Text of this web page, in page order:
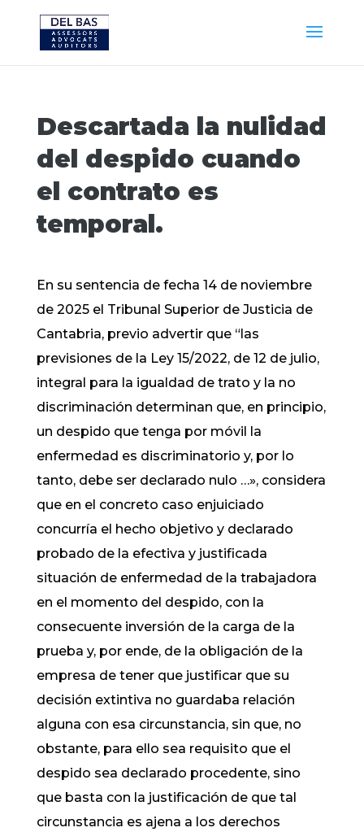
Descartada la nulidad
del despido cuando
el contrato es
temporal.
En su sentencia de fecha 14 de noviembre
de 2025 el Tribunal Superior de Justicia de
Cantabria, previo advertir que “las
previsiones de la Ley 15/2022, de 12 de julio,
integral para la igualdad de trato y la no
discriminación determinan que, en principio,
un despido que tenga por móvil la
enfermedad es discriminatorio y, por lo
tanto, debe ser declarado nulo …», considera
que en el concreto caso enjuiciado
concurría el hecho objetivo y declarado
probado de la efectiva y justificada
situación de enfermedad de la trabajadora
en el momento del despido, con la
consecuente inversión de la carga de la
prueba y, por ende, de la obligación de la
empresa de tener que justificar que su
decisión extintiva no guardaba relación
alguna con esa circunstancia, sin que, no
obstante, para ello sea requisito que el
despido sea declarado procedente, sino
que basta con la justificación de que tal
circunstancia es ajena a los derechos